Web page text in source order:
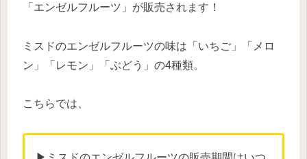
「エンゼルフルーツ」が販売されます！
ミスドのエンゼルフルーツの味は「いちご」「メロ
ン」「レモン」「ぶどう」の4種類。
こちらでは、